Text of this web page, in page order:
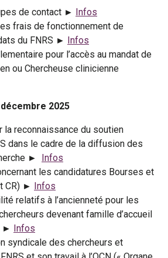
de contact ► Infos
frais de fonctionnement de
du FNRS ► Infos
pour l’accès au mandat de
ou Chercheuse clinicienne
décembre 2025
la reconnaissance du soutien
dans le cadre de la diffusion des
► Infos
les candidatures Bourses et
CR) ► Infos
relatifs à l’ancienneté pour les
devenant famille d’accueil
► Infos
syndicale des chercheurs et